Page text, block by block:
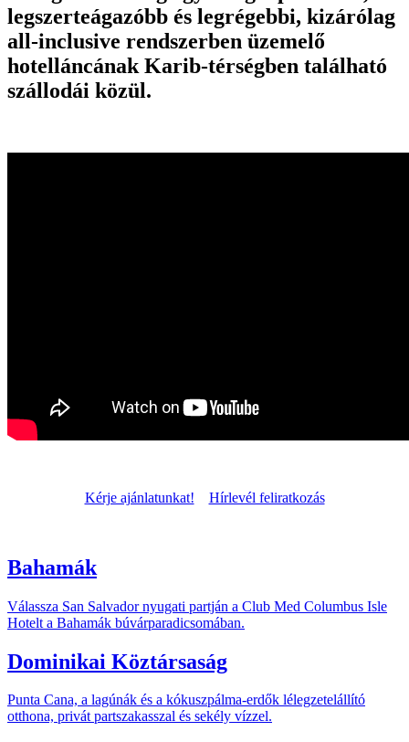
legszerteágazóbb és legrégebbi, kizárólag
all-inclusive rendszerben üzemelő
hotelláncának Karib-térségben található
szállodái közül.
Kérje ajánlatunkat! Hírlevél feliratkozás
Bahamák
Válassza San Salvador nyugati partján a Club Med Columbus Isle
Hotelt a Bahamák búvárparadicsomában.
Dominikai Köztársaság
Punta Cana, a lagúnák és a kókuszpálma-erdők lélegzetelállító
otthona, privát partszakasszal és sekély vízzel.